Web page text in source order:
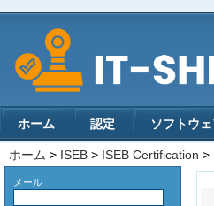
ホーム 認定 ソフトウ
ホーム > ISEB > ISEB Certification >
メール